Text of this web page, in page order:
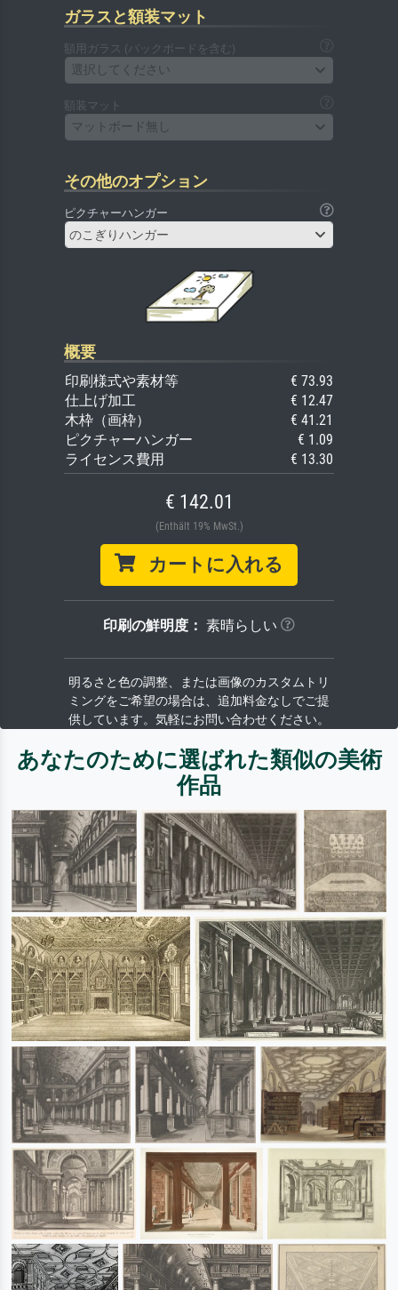
ガラスと額装マット
額用ガラス (バックボードを含む)
選択してください
額装マット
マットボード無し
その他のオプション
ピクチャーハンガー
のこぎりハンガー
概要
印刷様式や素材等
€ 73.93
仕上げ加工
€ 12.47
木枠（画枠）
€ 41.21
ピクチャーハンガー
€ 1.09
ライセンス費用
€ 13.30
€ 142.01
(Enthält 19% MwSt.)
カートに入れる
印刷の鮮明度： 素晴らしい
明るさと色の調整、または画像のカスタムトリ
ミングをご希望の場合は、追加料金なしでご提
供しています。気軽にお問い合わせください。
あなたのために選ばれた類似の美術
作品